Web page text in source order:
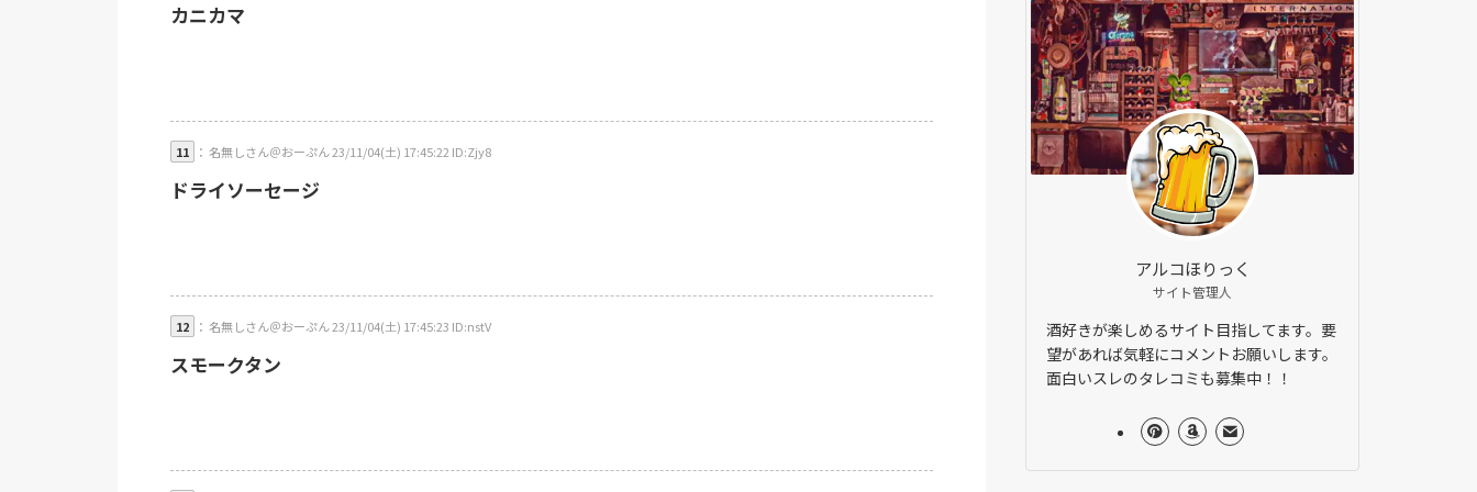
カニカマ
11 ： 名無しさん＠おーぷん 23/11/04(土) 17:45:22 ID:Zjy8
ドライソーセージ
12 ： 名無しさん＠おーぷん 23/11/04(土) 17:45:23 ID:nstV
スモークタン
アルコほりっく
サイト管理人
酒好きが楽しめるサイト目指してます。要
望があれば気軽にコメントお願いします。
面白いスレのタレコミも募集中！！